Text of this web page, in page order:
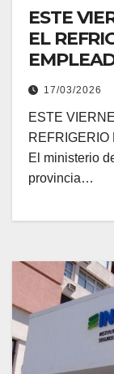
ESTE
EL
17/03/2026
ESTE
REFRIGERIO
El ministerio
provincia…